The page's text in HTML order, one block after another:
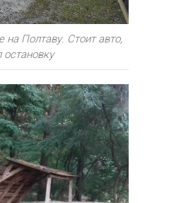
на Полтаву. Стоит авто,
остановку